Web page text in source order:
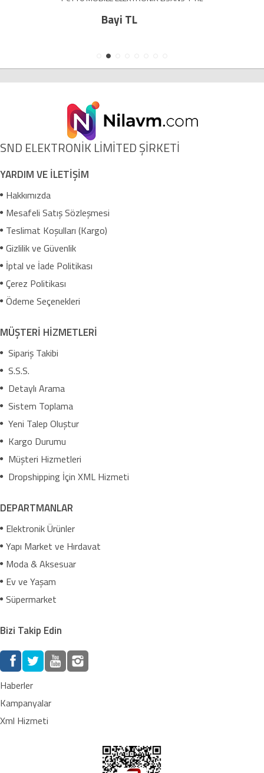
Bayi TL
SND ELEKTRONİK LİMİTED ŞİRKETİ
YARDIM VE İLETİŞİM
Hakkımızda
Mesafeli Satış Sözleşmesi
Teslimat Koşulları (Kargo)
Gizlilik ve Güvenlik
İptal ve İade Politikası
Çerez Politikası
Ödeme Seçenekleri
MÜŞTERİ HİZMETLERİ
Sipariş Takibi
S.S.S.
Detaylı Arama
Sistem Toplama
Yeni Talep Oluştur
Kargo Durumu
Müşteri Hizmetleri
Dropshipping İçin XML Hizmeti
DEPARTMANLAR
Elektronik Ürünler
Yapı Market ve Hırdavat
Moda & Aksesuar
Ev ve Yaşam
Süpermarket
Bizi Takip Edin
Haberler
Kampanyalar
Xml Hizmeti